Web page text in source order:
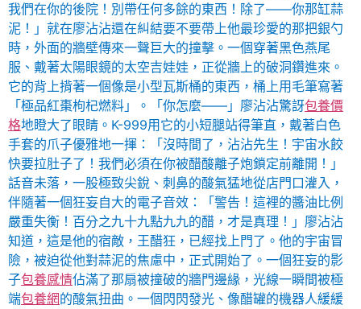
我們在你的後院！別帶任何多餘的東西！除了——你那缸蒜
泥！」就在廖沾沾還在糾結要不要帶上他最珍愛的那把銀勺
時，外面的牆壁傳來一聲巨大的撞擊。一個穿著黑色燕尾
服、戴著太陽眼鏡的太空吉娃娃，正從牆上的破洞鑽進來。
它的背上揹著一個像是小型瓦斯桶的東西，桶上用毛筆寫著
「極品紅棗枸杞燃料」。「你怎麼——」廖沾沾驚訝包養價
格地瞪大了眼睛。K-999用它的小短腿站得筆直，戴著白色
手套的爪子優雅地一揮：「沒時間了，沾沾先生！宇宙水餃
快要拉肚子了！我們必須在你被醋酸離子炮鎖定前離開！」
話音未落，一股極致尖銳、刺鼻的酸氣猛地從店門口灌入，
伴隨著一個狂妄自大的電子音效：「警告！這裡的醬油比例
嚴重失衡！百分之九十九點九九的醋，才是真理！」廖沾沾
知道，這是他的宿敵，王醋狂，已經找上門了。他的宇宙冒
險，被迫從他對蒜泥的焦慮中，正式開始了。一個狂妄的影
子包養感情佔滿了那扇被撞破的牆門邊緣，光線一瞬間被極
端包養網的酸氣扭曲。一個閃閃發光、像醋罐的機器人緩緩